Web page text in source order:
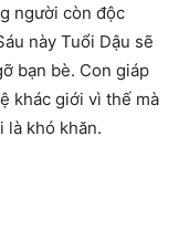
người còn độc
này Tuổi Dậu sẽ
bạn bè. Con giáp
khác giới vì thế mà
là khó khăn.